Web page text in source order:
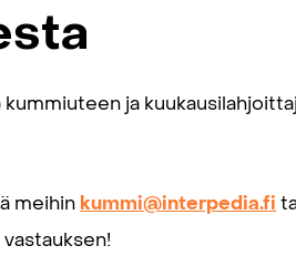
kummiuteen ja
meihin kummi@interpedia.fi